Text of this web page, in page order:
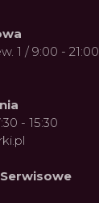
1 / 9:00 - 21:00
- 15:30